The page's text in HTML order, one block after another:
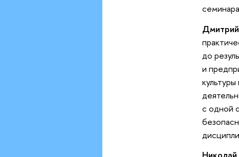
семинара
до
и
с одной